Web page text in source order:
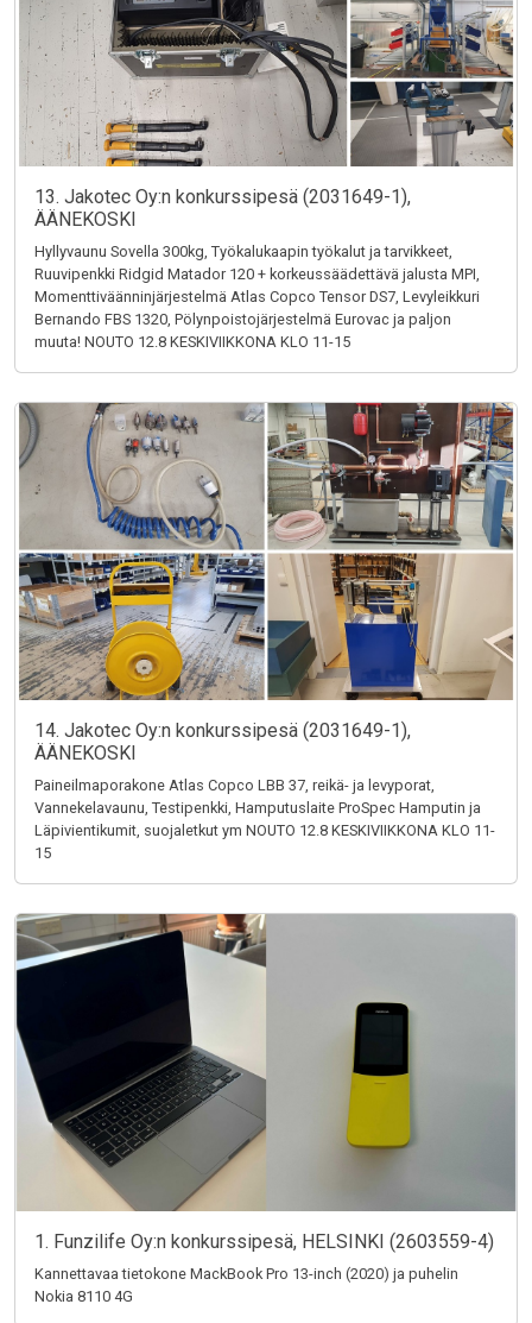
13. Jakotec Oy:n konkurssipesä (2031649-1),
ÄÄNEKOSKI
Hyllyvaunu Sovella 300kg, Työkalukaapin työkalut ja tarvikkeet,
Ruuvipenkki Ridgid Matador 120 + korkeussäädettävä jalusta MPI,
Momenttiväänninjärjestelmä Atlas Copco Tensor DS7, Levyleikkuri
Bernando FBS 1320, Pölynpoistojärjestelmä Eurovac ja paljon
muuta! NOUTO 12.8 KESKIVIIKKONA KLO 11-15
14. Jakotec Oy:n konkurssipesä (2031649-1),
ÄÄNEKOSKI
Paineilmaporakone Atlas Copco LBB 37, reikä- ja levyporat,
Vannekelavaunu, Testipenkki, Hamputuslaite ProSpec Hamputin ja
Läpivientikumit, suojaletkut ym NOUTO 12.8 KESKIVIIKKONA KLO 11-
15
1. Funzilife Oy:n konkurssipesä, HELSINKI (2603559-4)
Kannettavaa tietokone MackBook Pro 13-inch (2020) ja puhelin
Nokia 8110 4G